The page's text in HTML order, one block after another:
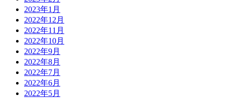
2023年1月
2022年12月
2022年11月
2022年10月
2022年9月
2022年8月
2022年7月
2022年6月
2022年5月